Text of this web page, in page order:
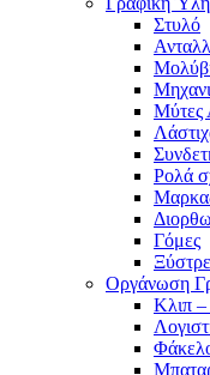
Στυλό
Μύτες
Ρολά
Γόμες
Οργάνωση
Κλιπ